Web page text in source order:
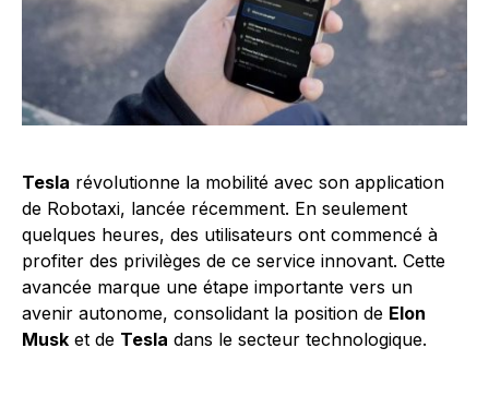
Tesla révolutionne la mobilité avec son application
de Robotaxi, lancée récemment. En seulement
quelques heures, des utilisateurs ont commencé à
profiter des privilèges de ce service innovant. Cette
avancée marque une étape importante vers un
avenir autonome, consolidant la position de Elon
Musk et de Tesla dans le secteur technologique.